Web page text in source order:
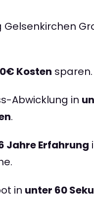
Gelsenkirchen
Kosten sparen.
Abwicklung in
.
Jahre Erfahrung
in unter 60